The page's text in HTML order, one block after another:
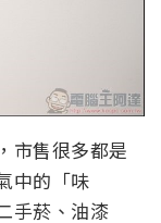
市售很多都是
中的「味
手菸、油漆